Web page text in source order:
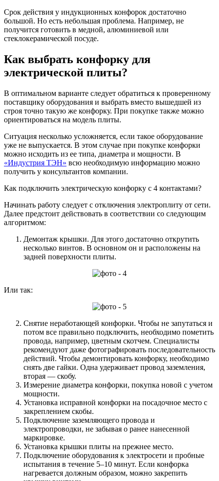
Срок действия у индукционных конфорок достаточно
большой. Но есть небольшая проблема. Например, не
получится готовить в медной, алюминиевой или
стеклокерамической посуде.
Как выбрать конфорку для
электрической плиты?
В оптимальном варианте следует обратиться к проверенному
поставщику оборудования и выбрать вместо вышедшей из
строя точно такую же конфорку. При покупке также можно
ориентироваться на модель плиты.
Ситуация несколько усложняется, если такое оборудование
уже не выпускается. В этом случае при покупке конфорки
можно исходить из ее типа, диаметра и мощности. В
«Индустрия ТЭН» всю необходимую информацию можно
получить у консультантов компании.
Как подключить электрическую конфорку с 4 контактами?
Начинать работу следует с отключения электроплиту от сети.
Далее предстоит действовать в соответствии со следующим
алгоритмом:
Демонтаж крышки. Для этого достаточно открутить
несколько винтов. В основном он и расположены на
задней поверхности плиты.
Или так:
Снятие неработающей конфорки. Чтобы не запутаться и
потом все правильно подключить, необходимо пометить
провода, например, цветным скотчем. Специалисты
рекомендуют даже фотографировать последовательность
действий. Чтобы демонтировать конфорку, необходимо
снять две гайки. Одна удерживает провод заземления,
вторая — скобу.
Измерение диаметра конфорки, покупка новой с учетом
мощности.
Установка исправной конфорки на посадочное место с
закреплением скобы.
Подключение заземляющего провода и
электропроводки, не забывая о ранее нанесенной
маркировке.
Установка крышки плиты на прежнее место.
Подключение оборудования к электросети и пробные
испытания в течение 5–10 минут. Если конфорка
нагревается должным образом, можно закрепить